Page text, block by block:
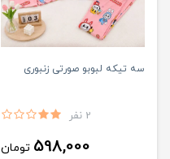
سه تیکه لبوبو صورتی زنبوری
2 نفر
598,000 تومان